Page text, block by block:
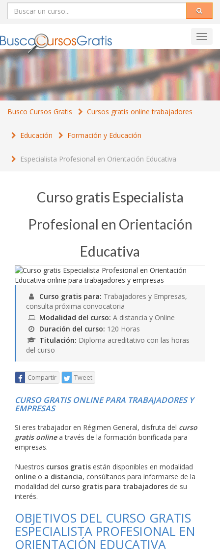
Busco Cursos Gratis Cursos gratis online trabajadores
Educación Formación y Educación
Especialista Profesional en Orientación Educativa
Curso gratis Especialista
Profesional en Orientación
Educativa
Curso gratis para: Trabajadores y Empresas,
consulta próxima convocatoria
Modalidad del curso: A distancia y Online
Duración del curso: 120 Horas
Titulación: Diploma acreditativo con las horas
del curso
Compartir Tweet
CURSO GRATIS ONLINE PARA TRABAJADORES Y
EMPRESAS
Si eres trabajador en Régimen General, disfruta del curso
gratis onlinea través de la formación bonificada para
empresas.
Nuestros cursos gratis están disponibles en modalidad
online o a distancia, consúltanos para informarse de la
modalidad del curso gratis para trabajadores de su
interés.
OBJETIVOS DEL CURSO GRATIS
ESPECIALISTA PROFESIONAL EN
ORIENTACIÓN EDUCATIVA